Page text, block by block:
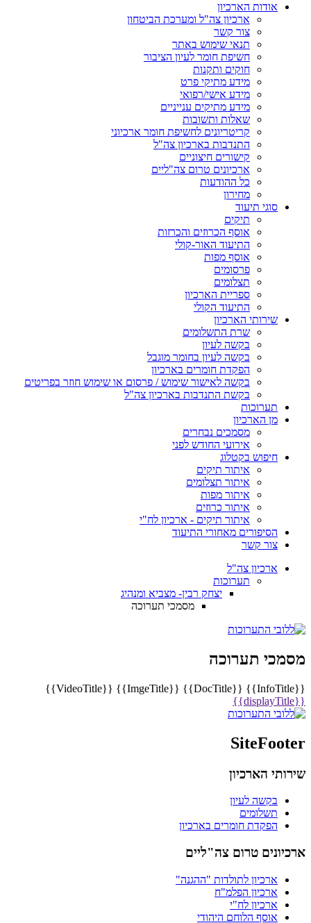
אודות הארכיון
ארכיון צה"ל ומערכת הביטחון
צור קשר
תנאי שימוש באתר
חשיפת חומר לעיון הציבור
חוקים ותקנות
מידע מתיקי פרט
מידע אישי/רפואי
מידע מתיקים ענייניים
שאלות ותשובות
קריטריונים לחשיפת חומר ארכיוני
התנדבות בארכיון צה"ל
קישורים חיצוניים
ארכיונים טרום צה"ליים
כל ההודעות
מחירון
סוגי תיעוד
תיקים
אוסף הכרוזים והכרזות
התיעוד האור-קולי
אוסף מפות
פרסומים
תצלומים
ספריית הארכיון
התיעוד הקולי
שירותי הארכיון
שרת התשלומים
בקשה לעיון
בקשה לעיון בחומר מוגבל
הפקדת חומרים בארכיון
בקשה לאישור שימוש / פרסום או שימוש חוזר בפריטים
בקשת התנדבות בארכיון צה"ל
תערוכות
מן הארכיון
מסמכים נבחרים
אירועי החודש לפני
חיפוש בקטלוג
איתור תיקים
איתור תצלומים
איתור מפות
איתור כרוזים
איתור תיקים - ארכיון לח"י
הסיפורים מאחורי התיעוד
צור קשר
ארכיון צה"ל
תערוכות
יצחק רבין- מצביא ומנהיג
מסמכי תערוכה
מסמכי תערוכה
{{InfoTitle}}
{{DocTitle}}
{{ImgeTitle}}
{{VideoTitle}}
{{displayTitle}}
SiteFooter
שירותי הארכיון
בקשה לעיון
תשלומים
הפקדת חומרים בארכיון
ארכיונים טרום צה"ליים
ארכיון לתולדות "ההגנה"
ארכיון הפלמ"ח
ארכיון לח"י
אוסף הלוחם היהודי